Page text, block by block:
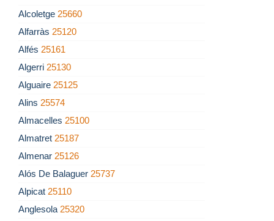
Alcoletge 25660
Alfarràs 25120
Alfés 25161
Algerri 25130
Alguaire 25125
Alins 25574
Almacelles 25100
Almatret 25187
Almenar 25126
Alós De Balaguer 25737
Alpicat 25110
Anglesola 25320